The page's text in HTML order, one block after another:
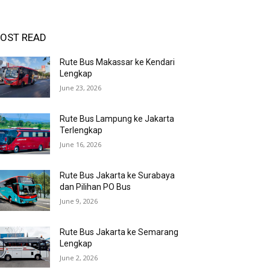
READ
Rute Bus Makassar ke Kendari
Lengkap
June 23, 2026
Rute Bus Lampung ke Jakarta
Terlengkap
June 16, 2026
Rute Bus Jakarta ke Surabaya
dan Pilihan PO Bus
June 9, 2026
Rute Bus Jakarta ke Semarang
Lengkap
June 2, 2026